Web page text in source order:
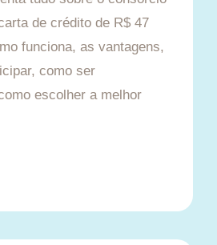
de crédito de R$ 47
funciona, as vantagens,
como ser
escolher a melhor